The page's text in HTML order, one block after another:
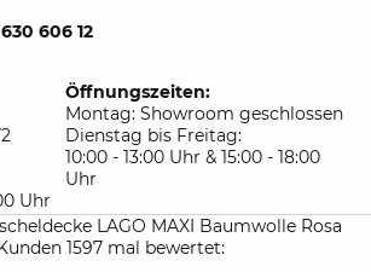
606 12
Öffnungszeiten:
Montag: Showroom geschlossen
Dienstag bis Freitag:
10:00 - 13:00 Uhr & 15:00 - 18:00
Uhr
Uhr
LAGO MAXI Baumwolle Rosa
1597 mal bewertet: